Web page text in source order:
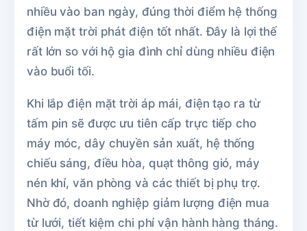
nhiều vào ban ngày, đúng thời điểm hệ thống
điện mặt trời phát điện tốt nhất. Đây là lợi thế
rất lớn so với hộ gia đình chỉ dùng nhiều điện
vào buổi tối.
Khi lắp điện mặt trời áp mái, điện tạo ra từ
tấm pin sẽ được ưu tiên cấp trực tiếp cho
máy móc, dây chuyền sản xuất, hệ thống
chiếu sáng, điều hòa, quạt thông gió, máy
nén khí, văn phòng và các thiết bị phụ trợ.
Nhờ đó, doanh nghiệp giảm lượng điện mua
từ lưới, tiết kiệm chi phí vận hành hàng tháng.